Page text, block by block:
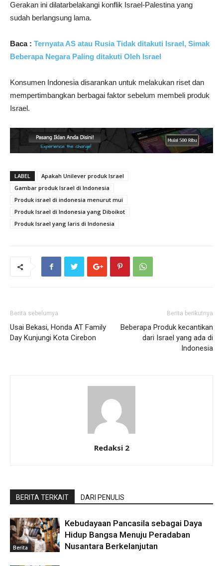
Gerakan ini dilatarbelakangi konflik Israel-Palestina yang
sudah berlangsung lama.
Baca : Ternyata AS atau Rusia Tidak ditakuti Israel, Simak
Beberapa Negara Paling ditakuti Oleh Israel
Konsumen Indonesia disarankan untuk melakukan riset dan
mempertimbangkan berbagai faktor sebelum membeli produk
Israel.
LABEL
Apakah Unilever produk Israel
Gambar produk Israel di Indonesia
Produk israel di indonesia menurut mui
Produk Israel di Indonesia yang Diboikot
Produk Israel yang laris di Indonesia
Berita sebelumya
Usai Bekasi, Honda AT Family
Day Kunjungi Kota Cirebon
Berita berikutnya
Beberapa Produk kecantikan
dari Israel yang ada di
Indonesia
Redaksi 2
BERITA TERKAIT DARI PENULIS
Berita
Kebudayaan Pancasila sebagai Daya
Hidup Bangsa Menuju Peradaban
Nusantara Berkelanjutan